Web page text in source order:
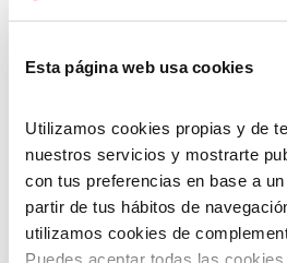
Esta página web usa cookies
Utilizamos cookies propias y de
nuestros servicios y mostrarte
con tus preferencias en base a
partir de tus hábitos de
utilizamos cookies de
Puedes aceptar todas las cookies
municipios como Canyelles,
para monitorizar en tiempo
sensorización alerta si un
en funcionamiento en tiempo
ser indicativo de una
el impacto de episodios de